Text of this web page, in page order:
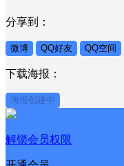
分享到：
微博 QQ好友 QQ空间
下载海报：
海报创建中
解锁会员权限